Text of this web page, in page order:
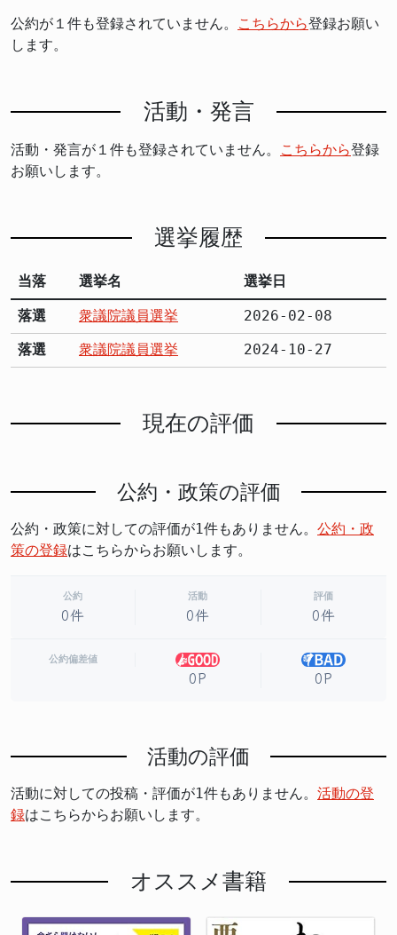
公約が１件も登録されていません。 こちらから登録お願い
します。
活動・発言
活動・発言が１件も登録されていません。 こちらから登録
お願いします。
選挙履歴
当落 選挙名 選挙日
落選 衆議院議員選挙
2026-02-08
落選
衆議院議員選挙 2024-10-27
現在の評価
公約・政策の評価
公約・政策に対しての評価が1件もありません。 公約・政
策の登録はこちらからお願いします。
公約
0件
活動
0件
評価
0件
公約偏差値
0P 0P
活動の評価
活動に対しての投稿・評価が1件もありません。 活動の登
録はこちらからお願いします。
オススメ書籍